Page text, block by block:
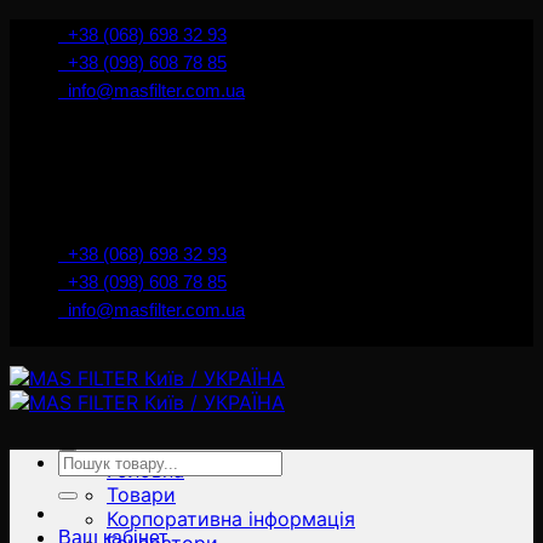
İçeriğe+38 (068) 698 32 93
+38 (098) 608 78 85
info@masfilter.com.ua
+38 (068) 698 32 93
+38 (098) 608 78 85
info@masfilter.com.ua
Головна
Товари
Корпоративна інформація
Ara:
Ваш кабінет